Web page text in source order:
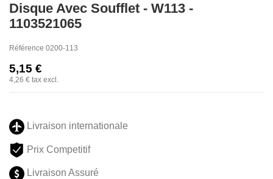
Disque Avec Soufflet - W113 -
1103521065
Référence 0200-113
5,15 €
4,26 € tax excl.
Livraison internationale
Prix Competitif
Livraison Assuré